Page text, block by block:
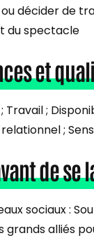
décider de
du spectacle
et
Travail ;
;
de se
sociaux :
grands alliés